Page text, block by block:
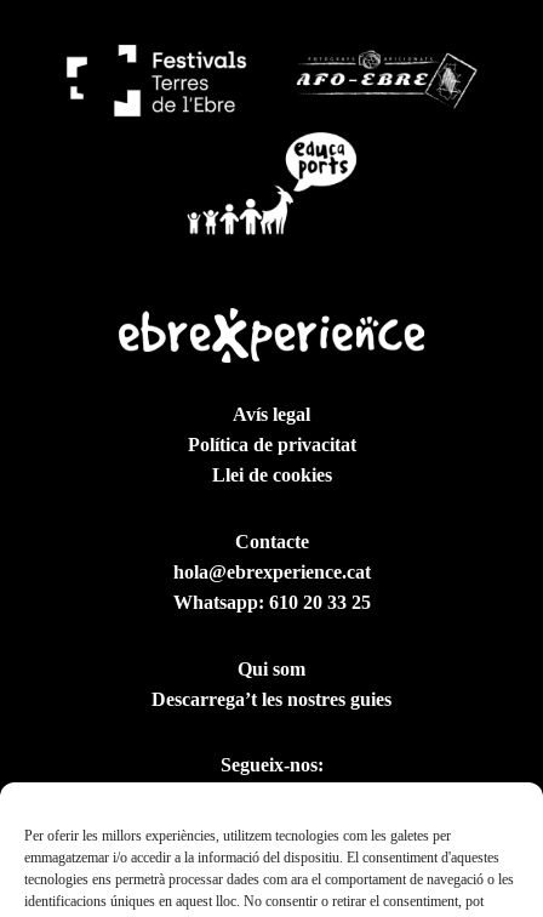
Per oferir les millors experiències, utilitzem tecnologies com les galetes per
emmagatzemar i/o accedir a la informació del dispositiu. El consentiment d'aquestes
tecnologies ens permetrà processar dades com ara el comportament de navegació o les
identificacions úniques en aquest lloc. No consentir o retirar el consentiment, pot
Avís legal
Política de privacitat
Llei de cookies
Contacte
hola@ebrexperience.cat
Whatsapp: 610 20 33 25
Qui som
Descarrega’t les nostres guies
Segueix-nos: